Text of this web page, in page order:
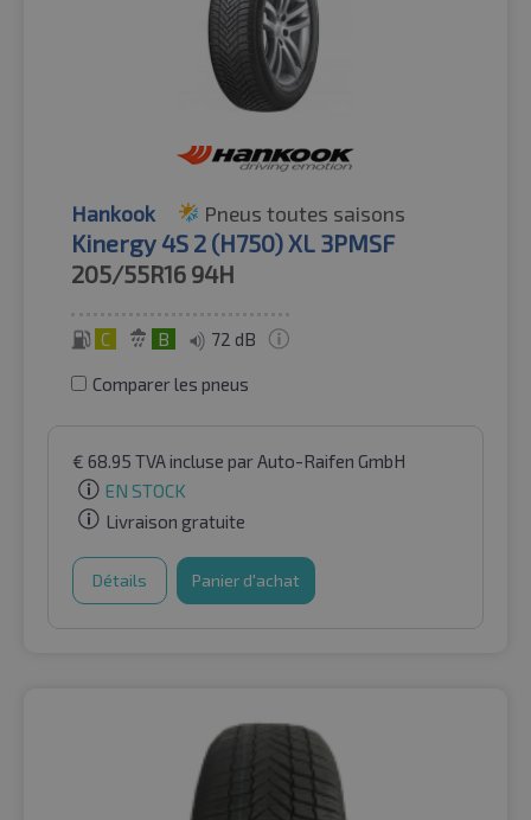
Hankook Pneus toutes saisons
Kinergy 4S 2 (H750) XL 3PMSF
205/55R16 94H
C B 72 dB
Comparer les pneus
€ 68.95 TVA incluse par Auto-Raifen GmbH
EN STOCK
Livraison gratuite
Détails Panier d'achat